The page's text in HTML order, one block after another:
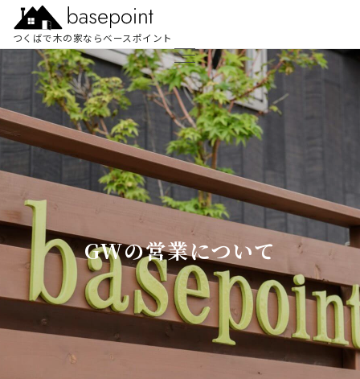
つくばで木の家ならベースポイント
GWの営業について